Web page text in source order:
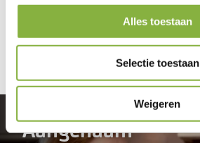
Alles toestaan
Selectie toestaan
Weigeren
0 van 600 max. aantal karakters
Aangenaam